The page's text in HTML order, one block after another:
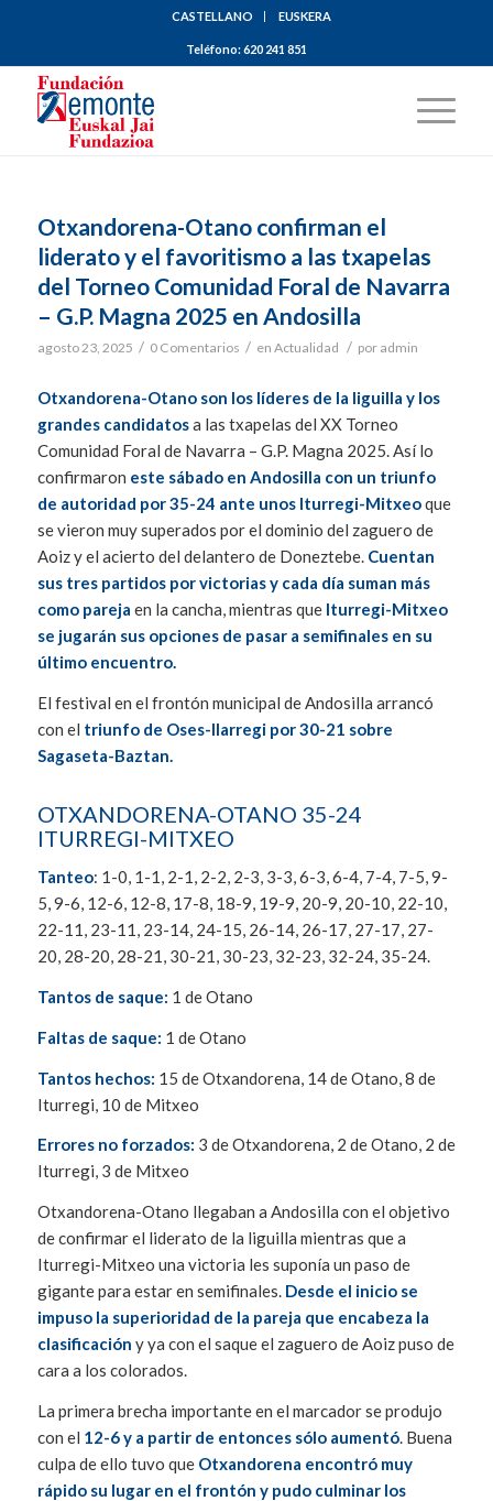
CASTELLANO EUSKERA
Teléfono:620 241 851
Otxandorena-Otano confirman el
liderato y el favoritismo a las txapelas
del Torneo Comunidad Foral de Navarra
– G.P. Magna 2025 en Andosilla
agosto 23, 2025 / 0 Comentarios / en Actualidad / por admin
Otxandorena-Otano son los líderes de la liguilla y los
grandes candidatosa las txapelas del XX Torneo
Comunidad Foral de Navarra – G.P. Magna 2025. Así lo
confirmaron este sábado en Andosilla con un triunfo
de autoridad por 35-24 ante unos Iturregi-Mitxeoque
se vieron muy superados por el dominio del zaguero de
Aoiz y el acierto del delantero de Doneztebe. Cuentan
sus tres partidos por victorias y cada día suman más
como pareja en la cancha, mientras queIturregi-Mitxeo
se jugarán sus opciones de pasar a semifinales en su
último encuentro.
El festival en el frontón municipal de Andosilla arrancó
con el triunfo de Oses-Ilarregi por 30-21 sobre
Sagaseta-Baztan.
OTXANDORENA-OTANO 35-24
ITURREGI-MITXEO
Tanteo: 1-0, 1-1, 2-1, 2-2, 2-3, 3-3, 6-3, 6-4, 7-4, 7-5, 9-
5, 9-6, 12-6, 12-8, 17-8, 18-9, 19-9, 20-9, 20-10, 22-10,
22-11, 23-11, 23-14, 24-15, 26-14, 26-17, 27-17, 27-
20, 28-20, 28-21, 30-21, 30-23, 32-23, 32-24, 35-24.
Tantos de saque: 1 de Otano
Faltas de saque: 1 de Otano
Tantos hechos: 15 de Otxandorena, 14 de Otano, 8 de
Iturregi, 10 de Mitxeo
Errores no forzados: 3 de Otxandorena, 2 de Otano, 2 de
Iturregi, 3 de Mitxeo
Otxandorena-Otano llegaban a Andosilla con el objetivo
de confirmar el liderato de la liguilla mientras que a
Iturregi-Mitxeo una victoria les suponía un paso de
gigante para estar en semifinales.Desde el inicio se
impuso la superioridad de la pareja que encabeza la
clasificación y ya con el saque el zaguero de Aoiz puso de
cara a los colorados.
La primera brecha importante en el marcador se produjo
con el 12-6 y a partir de entonces sólo aumentó. Buena
culpa de ello tuvo que Otxandorena encontró muy
rápido su lugar en el frontón y pudo culminar los